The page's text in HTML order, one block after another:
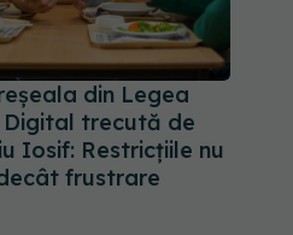
din Legea
trecută de
Iosif: Restricțiile nu
frustrare